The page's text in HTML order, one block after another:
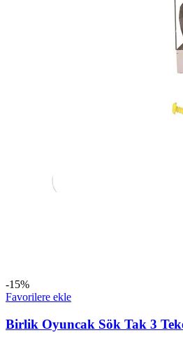
-15%
Favorilere ekle
Birlik Oyuncak Sök Tak 3